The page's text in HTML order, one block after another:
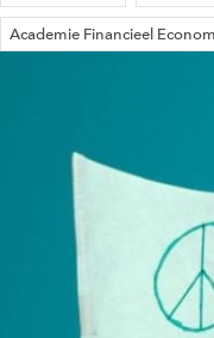
Academie Financieel